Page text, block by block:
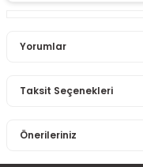
Yorumlar
Taksit Seçenekleri
Önerileriniz